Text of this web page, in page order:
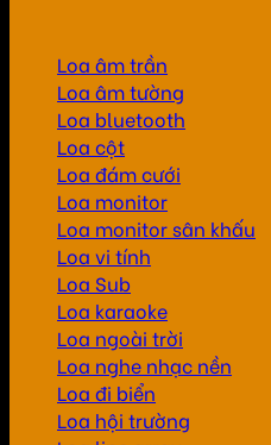
Loa âm trần
Loa âm tường
Loa bluetooth
Loa cột
Loa đám cưới
Loa monitor
Loa monitor sân khấu
Loa vi tính
Loa Sub
Loa karaoke
Loa ngoài trời
Loa nghe nhạc nền
Loa đi biển
Loa hội trường